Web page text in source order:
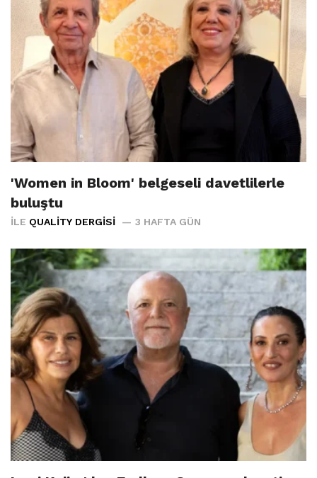
'Women in Bloom' belgeseli davetlilerle
buluştu
İLE QUALITY DERGISI 3 HAFTA GÜN